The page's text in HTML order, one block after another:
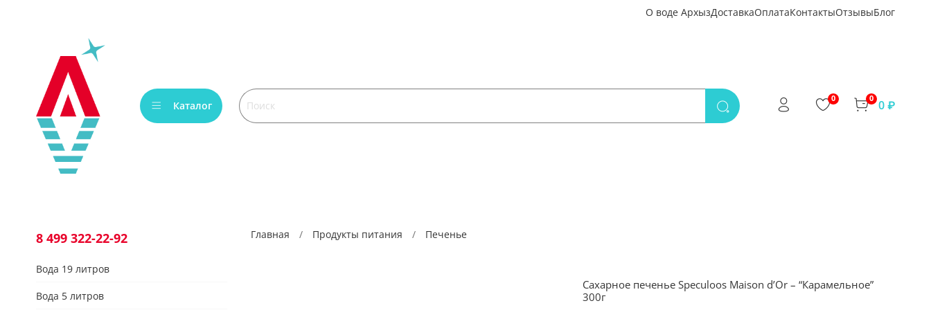
О воде АрхызДоставкаОплатаКонтактыОтзывыБлог
Каталог
0 0 0 ₽
Главная Продукты питания Печенье
Сахарное печенье Speculoos Maison d’Or – “Карамельное”
300г
8 499 322-22-92
Вода 19 литров
Вода 5 литров